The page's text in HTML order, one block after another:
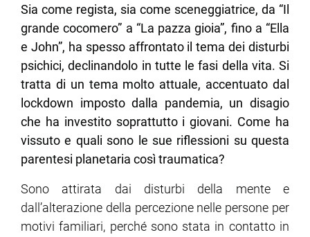
Sia come regista, sia come sceneggiatrice, da “Il
grande cocomero” a “La pazza gioia”, fino a “Ella
e John”, ha spesso affrontato il tema dei disturbi
psichici, declinandolo in tutte le fasi della vita. Si
tratta di un tema molto attuale, accentuato dal
lockdown imposto dalla pandemia, un disagio
che ha investito soprattutto i giovani. Come ha
vissuto e quali sono le sue riflessioni su questa
parentesi planetaria così traumatica?
Sono attirata dai disturbi della mente e
dall’alterazione della percezione nelle persone per
motivi familiari, perché sono stata in contatto in